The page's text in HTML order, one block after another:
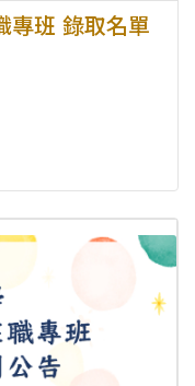
專班 錄取名單